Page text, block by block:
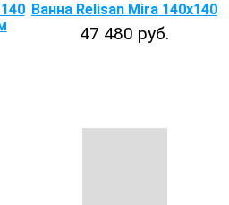
Ванна Relisan Mira 140х140
47 480 руб.